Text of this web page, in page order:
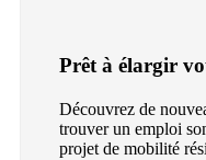
Prêt à élargir
Découvrez de
trouver un emploi
projet de mobilité